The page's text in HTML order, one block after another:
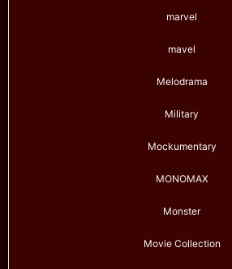
marvel
mavel
Melodrama
Military
Mockumentary
MONOMAX
Monster
Movie Collection